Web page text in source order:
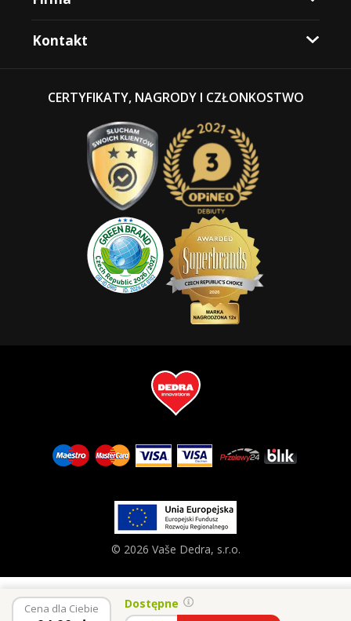
Cena dla Ciebie Dostępne
Kontakt
CERTYFIKATY, NAGRODY I CZŁONKOSTWO
© 2026 Vaše Dedra, s.r.o.